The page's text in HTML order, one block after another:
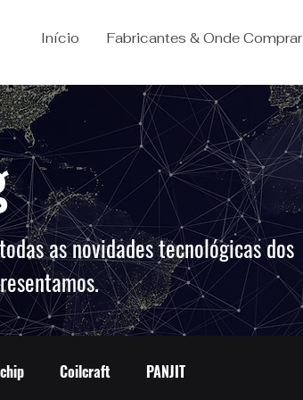
Início Fabricantes & Onde Comprar
as novidades tecnológicas dos
Coilcraft PANJIT